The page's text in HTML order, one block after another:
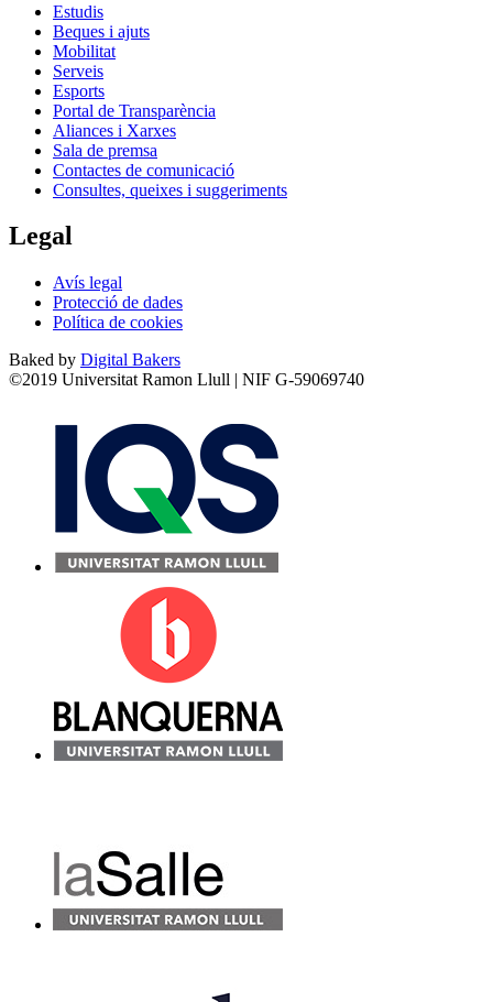
Estudis
Beques i ajuts
Mobilitat
Serveis
Esports
Portal de Transparència
Aliances i Xarxes
Sala de premsa
Contactes de comunicació
Consultes, queixes i suggeriments
Legal
Avís legal
Protecció de dades
Política de cookies
Baked by Digital Bakers
©2019 Universitat Ramon Llull | NIF G-59069740